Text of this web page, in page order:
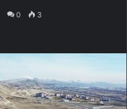
0 3